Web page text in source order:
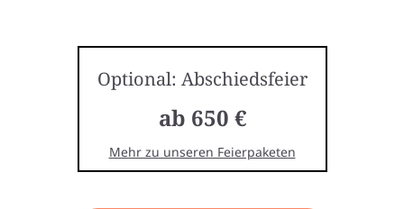
Optional: Abschiedsfeier
ab 650 €
Mehr zu unseren Feierpaketen